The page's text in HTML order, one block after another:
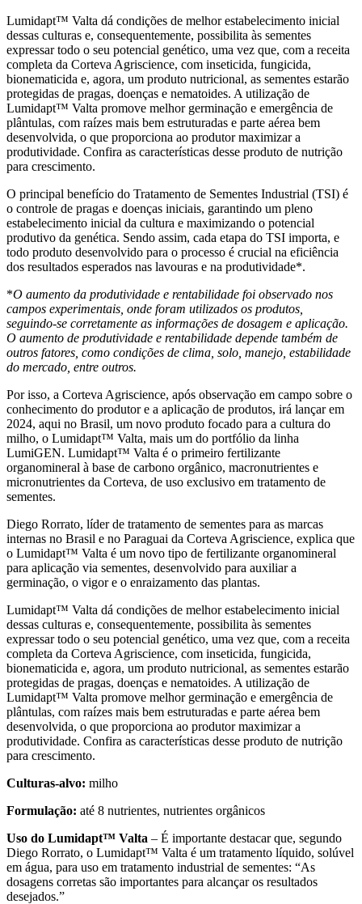
Lumidapt™ Valta dá condições de melhor estabelecimento inicial
dessas culturas e, consequentemente, possibilita às sementes
expressar todo o seu potencial genético, uma vez que, com a receita
completa da Corteva Agriscience, com inseticida, fungicida,
bionematicida e, agora, um produto nutricional, as sementes estarão
protegidas de pragas, doenças e nematoides. A utilização de
Lumidapt™ Valta promove melhor germinação e emergência de
plântulas, com raízes mais bem estruturadas e parte aérea bem
desenvolvida, o que proporciona ao produtor maximizar a
produtividade. Confira as características desse produto de nutrição
para crescimento.
O principal benefício do Tratamento de Sementes Industrial (TSI) é
o controle de pragas e doenças iniciais, garantindo um pleno
estabelecimento inicial da cultura e maximizando o potencial
produtivo da genética. Sendo assim, cada etapa do TSI importa, e
todo produto desenvolvido para o processo é crucial na eficiência
dos resultados esperados nas lavouras e na produtividade*.
*O aumento da produtividade e rentabilidade foi observado nos
campos experimentais, onde foram utilizados os produtos,
seguindo-se corretamente as informações de dosagem e aplicação.
O aumento de produtividade e rentabilidade depende também de
outros fatores, como condições de clima, solo, manejo, estabilidade
do mercado, entre outros.
Por isso, a Corteva Agriscience, após observação em campo sobre o
conhecimento do produtor e a aplicação de produtos, irá lançar em
2024, aqui no Brasil, um novo produto focado para a cultura do
milho, o Lumidapt™ Valta, mais um do portfólio da linha
LumiGEN. Lumidapt™ Valta é o primeiro fertilizante
organomineral à base de carbono orgânico, macronutrientes e
micronutrientes da Corteva, de uso exclusivo em tratamento de
sementes.
Diego Rorrato, líder de tratamento de sementes para as marcas
internas no Brasil e no Paraguai da Corteva Agriscience, explica que
o Lumidapt™ Valta é um novo tipo de fertilizante organomineral
para aplicação via sementes, desenvolvido para auxiliar a
germinação, o vigor e o enraizamento das plantas.
Lumidapt™ Valta dá condições de melhor estabelecimento inicial
dessas culturas e, consequentemente, possibilita às sementes
expressar todo o seu potencial genético, uma vez que, com a receita
completa da Corteva Agriscience, com inseticida, fungicida,
bionematicida e, agora, um produto nutricional, as sementes estarão
protegidas de pragas, doenças e nematoides. A utilização de
Lumidapt™ Valta promove melhor germinação e emergência de
plântulas, com raízes mais bem estruturadas e parte aérea bem
desenvolvida, o que proporciona ao produtor maximizar a
produtividade. Confira as características desse produto de nutrição
para crescimento.
Culturas-alvo: milho
Formulação: até 8 nutrientes, nutrientes orgânicos
Uso do Lumidapt™ Valta – É importante destacar que, segundo
Diego Rorrato, o Lumidapt™ Valta é um tratamento líquido, solúvel
em água, para uso em tratamento industrial de sementes: “As
dosagens corretas são importantes para alcançar os resultados
desejados.”